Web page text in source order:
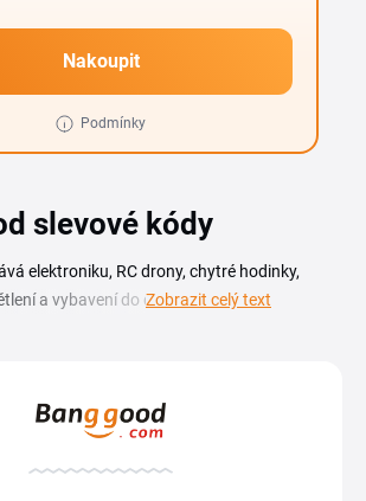
Nakoupit
Podmínky
slevové kódy
elektroniku, RC drony, chytré hodinky,
a vybavení do domácnosti od stovek
Banggood najdeš v přehledu na této
dronovou stavbu, chytrou
jen drobnou elektroniku, kódy a akce ti
cenu objednávky. Stačí vybrat platný
Zobrazit celý text